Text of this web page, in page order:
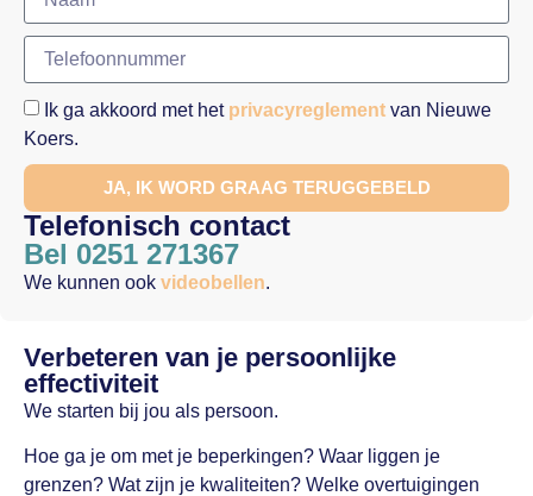
Verbeteren van je persoonlijke
effectiviteit
We starten bij jou als persoon.
Hoe ga je om met je beperkingen? Waar liggen je
grenzen? Wat zijn je kwaliteiten? Welke overtuigingen
Ik ga akkoord met het privacyreglement van Nieuwe
Koers.
JA, IK WORD GRAAG TERUGGEBELD
Telefonisch contact
Bel 0251 271367
We kunnen ook videobellen.